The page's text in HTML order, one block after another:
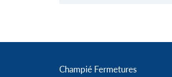
Champié Fermetures